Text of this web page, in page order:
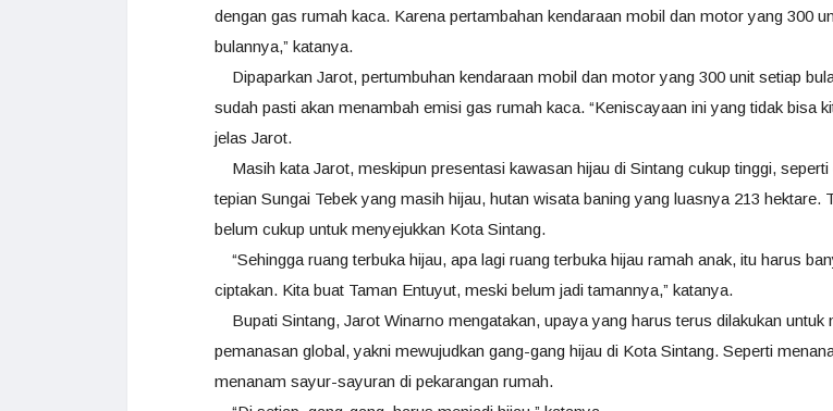
dengan gas rumah kaca. Karena pertambahan kendaraan mobil dan motor yang 300
bulannya,” katanya.
Dipaparkan Jarot, pertumbuhan kendaraan mobil dan motor yang 300 unit setiap
sudah pasti akan menambah emisi gas rumah kaca. “Keniscayaan ini yang tidak bisa
jelas Jarot.
Masih kata Jarot, meskipun presentasi kawasan hijau di Sintang cukup tinggi, seperti
tepian Sungai Tebek yang masih hijau, hutan wisata baning yang luasnya 213 hektare.
belum cukup untuk menyejukkan Kota Sintang.
“Sehingga ruang terbuka hijau, apa lagi ruang terbuka hijau ramah anak, itu harus
ciptakan. Kita buat Taman Entuyut, meski belum jadi tamannya,” katanya.
Bupati Sintang, Jarot Winarno mengatakan, upaya yang harus terus dilakukan untuk
pemanasan global, yakni mewujudkan gang-gang hijau di Kota Sintang. Seperti
menanam sayur-sayuran di pekarangan rumah.